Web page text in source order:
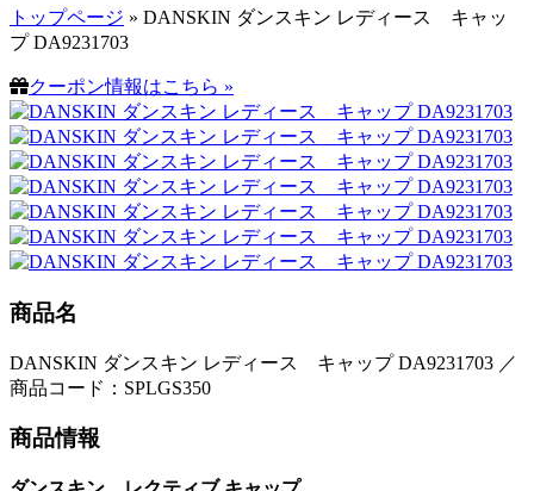
トップページ » DANSKIN ダンスキン レディース キャッ
プ DA9231703
クーポン情報はこちら »
商品名
DANSKIN ダンスキン レディース キャップ DA9231703 ／
商品コード：SPLGS350
商品情報